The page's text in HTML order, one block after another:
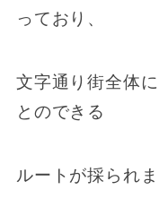
っており、
文字通り街全体
とのできる
ルートが採られま